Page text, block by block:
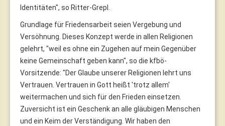
Identitäten", so Ritter-Grepl.
Grundlage für Friedensarbeit seien Vergebung und
Versöhnung. Dieses Konzept werde in allen Religionen
gelehrt, "weil es ohne ein Zugehen auf mein Gegenüber
keine Gemeinschaft geben kann", so die kfbö-
Vorsitzende: "Der Glaube unserer Religionen lehrt uns
Vertrauen. Vertrauen in Gott heißt 'trotz allem'
weitermachen und sich für den Frieden einsetzen.
Zuversicht ist ein Geschenk an alle gläubigen Menschen
und ein Keim der Verständigung. Wir haben den